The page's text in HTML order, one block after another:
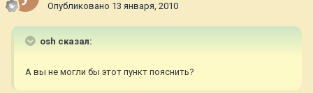
Опубликовано 13 января, 2010
osh сказал:
А вы не могли бы этот пункт пояснить?